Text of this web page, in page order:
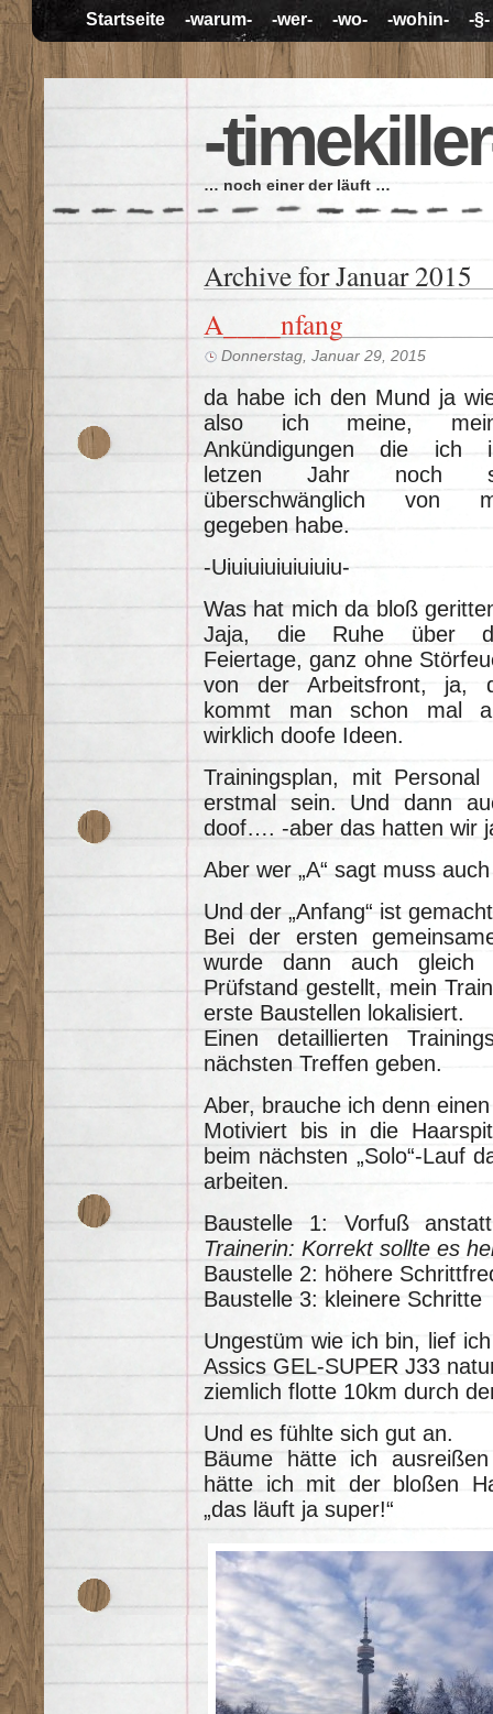
Startseite -warum- -wer- -wo- -wohin- -§-
-
… noch einer der läuft …
Archive for Januar 2015
A____nfang
Donnerstag, Januar 29, 2015
da habe ich den Mund ja
also ich meine,
Ankündigungen die ich
letzen Jahr noch
überschwänglich von
gegeben habe.
-Uiuiuiuiuiuiuiu-
Was hat mich da bloß
Jaja, die Ruhe über
Feiertage, ganz ohne
von der Arbeitsfront, ja,
kommt man schon mal
wirklich doofe Ideen.
Trainingsplan, mit
erstmal sein. Und dann
doof…. -aber das hatten wir
Aber wer „A“ sagt muss
Und der „Anfang“ ist
Bei der ersten
wurde dann auch gleich
Prüfstand gestellt, mein
erste Baustellen lokalisiert.
Einen detaillierten
nächsten Treffen geben.
Aber, brauche ich denn
Motiviert bis in die
beim nächsten „Solo“-Lauf
arbeiten.
Baustelle 1: Vorfuß
Trainerin: Korrekt sollte es
Baustelle 2: höhere
Baustelle 3: kleinere Schritte
Ungestüm wie ich bin, lief
Assics GEL-SUPER J33
ziemlich flotte 10km durch
Und es fühlte sich gut an.
Bäume hätte ich
hätte ich mit der bloßen
„das läuft ja super!“